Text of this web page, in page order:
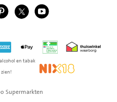
Pinterest
Jumbo Twitter
Jumbo YouTube
Express
Apple Pay Thuiswinkel
en tabak
NIX18
Supermarkten